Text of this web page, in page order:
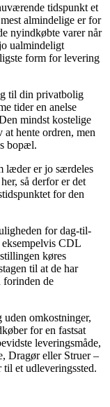
tidspunkt et
almindelige er for
nyindkøbte varer når
ualmindeligt
form for levering
til din privatbolig
tider en anelse
mindst kostelige
hente ordren, men
bopæl.
læder er jo særdeles
så derfor er det
for den
for dag-til-
eksempelvis CDL
køres
til at de har
forinden de
omkostninger,
for en fastsat
leveringsmåde,
Dragør eller Struer –
et udleveringssted.